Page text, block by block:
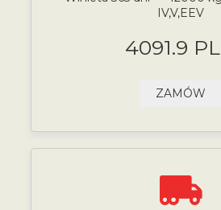
IV,V,EEV
4091.9
ZAMÓW